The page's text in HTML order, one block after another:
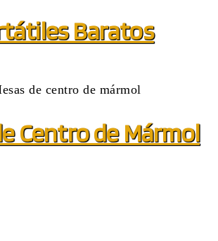
Baratos
Centro de Mármol